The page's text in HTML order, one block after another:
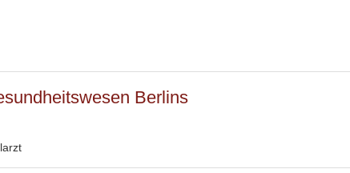
Berlins